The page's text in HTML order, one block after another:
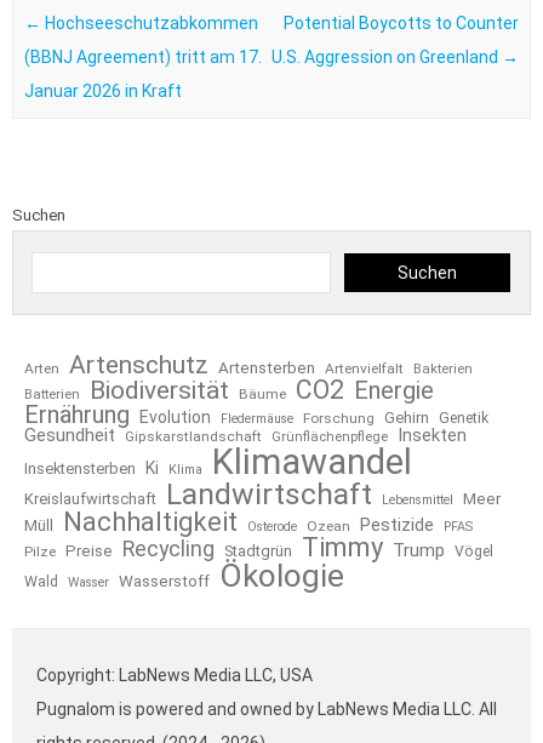
← Hochseeschutzabkommen
(BBNJ Agreement) tritt am 17.
Januar 2026 in Kraft
Potential Boycotts to Counter
U.S. Aggression on Greenland →
Suchen
Suchen
Arten Artenschutz Artensterben Artenvielfalt
Bakterien
Batterien
Biodiversität Bäume CO2 Energie
Ernährung
Evolution Fledermäuse Forschung Gehirn Genetik
Gesundheit Gipskarstlandschaft Grünflächenpflege Insekten
Insektensterben Ki Klima Klimawandel
Kreislaufwirtschaft Landwirtschaft Lebensmittel
Meer
Müll
Nachhaltigkeit Osterode Ozean Pestizide PFAS
Pilze Preise Recycling Stadtgrün Timmy Trump
Vögel
Wald
Wasser Wasserstoff Ökologie
Copyright: LabNews Media LLC, USA
Pugnalom is powered and owned by LabNews Media LLC. All